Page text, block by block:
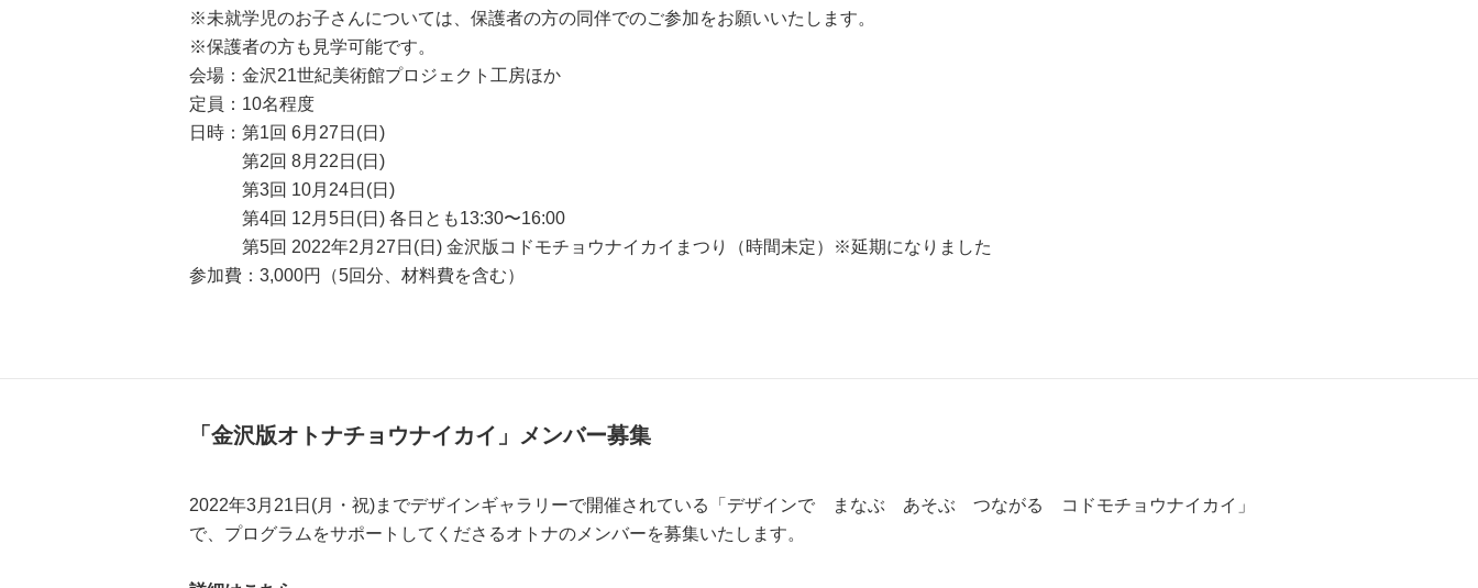
※未就学児のお子さんについては、保護者の方の同伴でのご参加をお願いいたします。
※保護者の方も見学可能です。
会場：金沢21世紀美術館プロジェクト工房ほか
定員：10名程度
日時：第1回 6月27日(日)
第2回 8月22日(日)
第3回 10月24日(日)
第4回 12月5日(日) 各日とも13:30〜16:00
第5回 2022年2月27日(日) 金沢版コドモチョウナイカイまつり（時間未定）※延期になりました
参加費：3,000円（5回分、材料費を含む）
「金沢版オトナチョウナイカイ」メンバー募集
2022年3月21日(月・祝)までデザインギャラリーで開催されている「デザインで まなぶ あそぶ つながる コドモチョウナイカイ」
で、プログラムをサポートしてくださるオトナのメンバーを募集いたします。